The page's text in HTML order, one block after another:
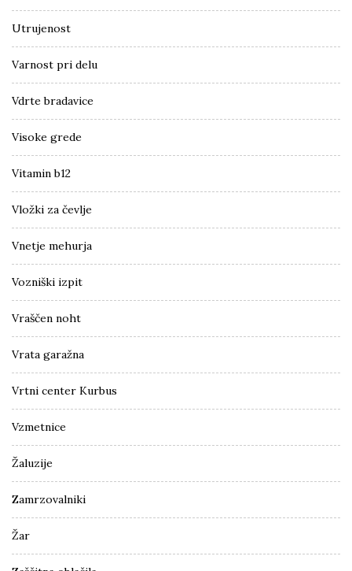
Utrujenost
Varnost pri delu
Vdrte bradavice
Visoke grede
Vitamin b12
Vložki za čevlje
Vnetje mehurja
Vozniški izpit
Vraščen noht
Vrata garažna
Vrtni center Kurbus
Vzmetnice
Žaluzije
Zamrzovalniki
Žar